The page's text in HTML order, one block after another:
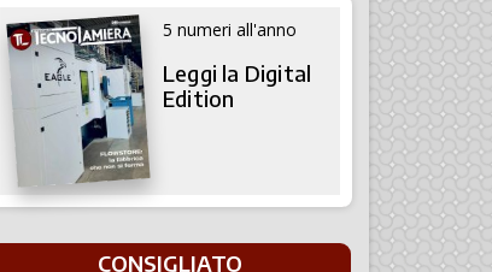
5 numeri all'anno
Leggi la Digital
Edition
CONSIGLIATO